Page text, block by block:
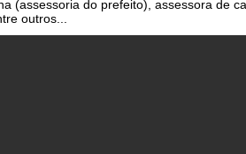
do prefeito), assessora de
outros...